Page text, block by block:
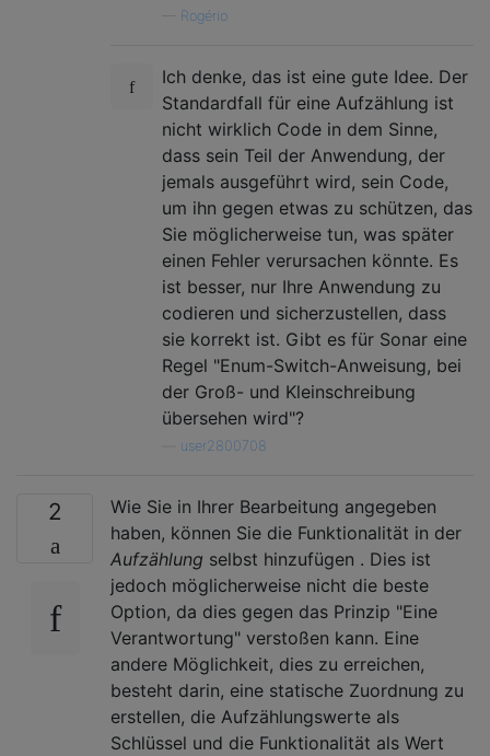
Rogério
Ich denke, das ist eine gute Idee. Der
Standardfall für eine Aufzählung ist
nicht wirklich Code in dem Sinne,
dass sein Teil der Anwendung, der
jemals ausgeführt wird, sein Code,
um ihn gegen etwas zu schützen, das
Sie möglicherweise tun, was später
einen Fehler verursachen könnte. Es
ist besser, nur Ihre Anwendung zu
codieren und sicherzustellen, dass
sie korrekt ist. Gibt es für Sonar eine
Regel "Enum-Switch-Anweisung, bei
der Groß- und Kleinschreibung
übersehen wird"?
user2800708
2
Wie Sie in Ihrer Bearbeitung angegeben
haben, können Sie die Funktionalität in der
Aufzählung selbst hinzufügen . Dies ist
jedoch möglicherweise nicht die beste
Option, da dies gegen das Prinzip "Eine
Verantwortung" verstoßen kann. Eine
andere Möglichkeit, dies zu erreichen,
besteht darin, eine statische Zuordnung zu
erstellen, die Aufzählungswerte als
Schlüssel und die Funktionalität als Wert